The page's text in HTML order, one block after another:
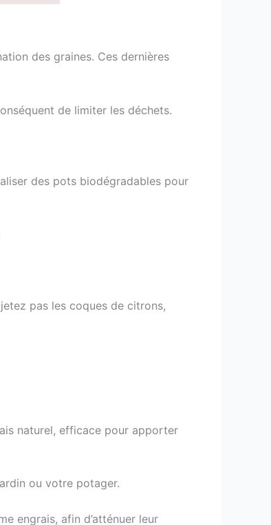
des graines. Ces dernières
de limiter les déchets.
des pots biodégradables pour
pas les coques de citrons,
naturel, efficace pour apporter
ou votre potager.
engrais, afin d’atténuer leur